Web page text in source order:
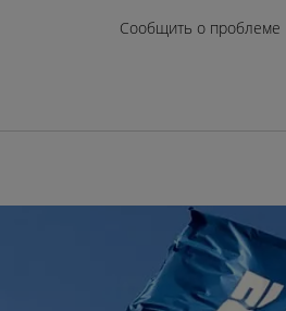
Сообщить о проблеме